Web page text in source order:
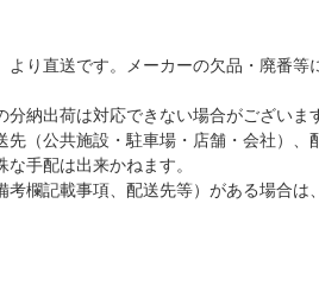
より直送です。メーカーの欠品・廃番等
分納出荷は対応できない場合がございま
先（公共施設・駐車場・店舗・会社）、
手配は出来かねます。
考欄記載事項、配送先等）がある場合は